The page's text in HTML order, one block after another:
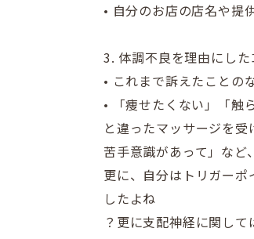
• 自分のお店の店名や提
3. 体調不良を理由にし
• これまで訴えたことの
• 「痩せたくない」「触
と違ったマッサージを受
苦手意識があって」な
更に、自分はトリガー
したよね
？更に支配神経に関し